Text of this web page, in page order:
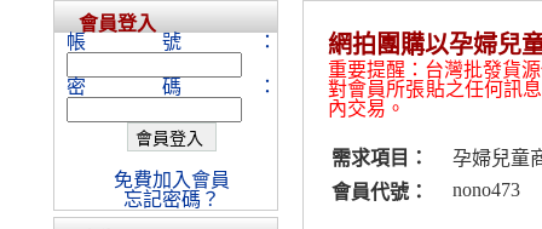
網拍團購以孕婦兒
重要提醒：台灣批發貨
對會員所張貼之任何訊
內交易。
需求項目：
孕婦兒童
會員代號：
nono473
會員登入
帳號：
密碼：
免費加入會員
忘記密碼？